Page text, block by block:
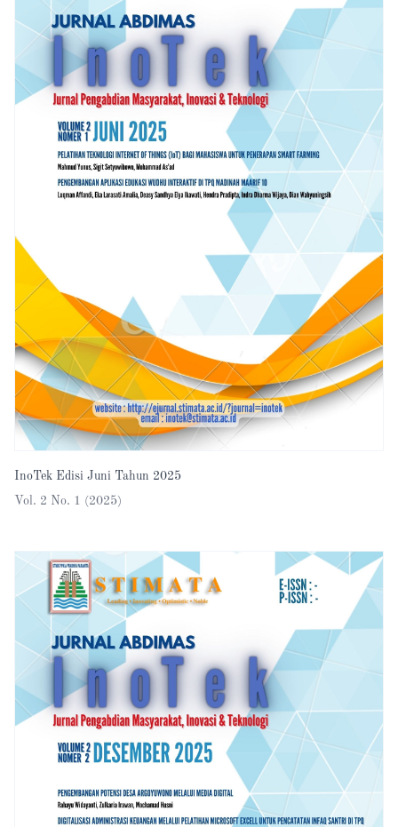
InoTek Edisi Juni Tahun 2025
Vol. 2 No. 1 (2025)